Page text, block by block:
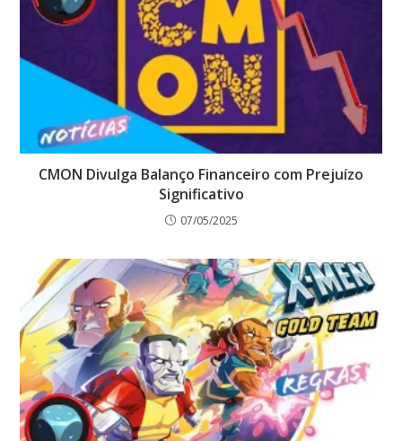
CMON Divulga Balanço Financeiro com Prejuízo
Significativo
07/05/2025